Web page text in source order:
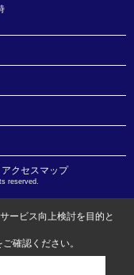
アクセスマップ
reserved.
ービス向上検討を目的と
ご確認ください。